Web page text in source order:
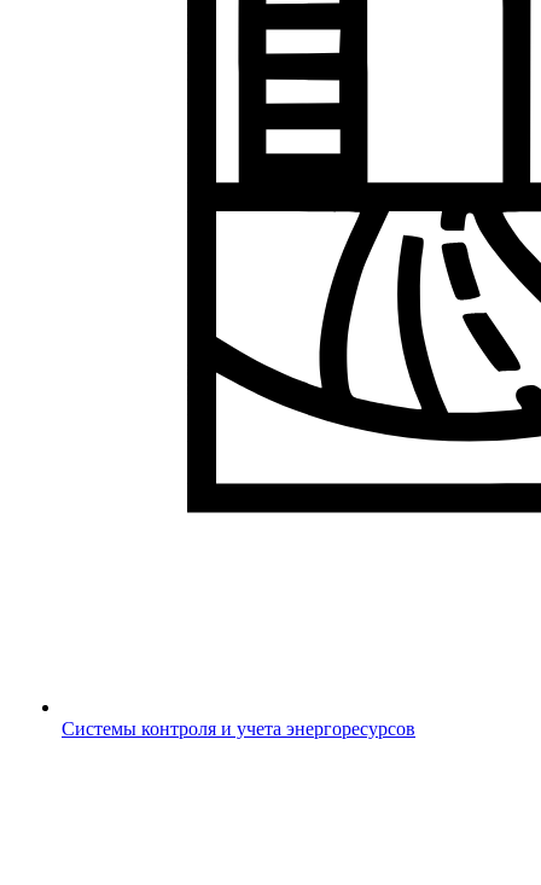
Системы контроля и учета энергоресурсов